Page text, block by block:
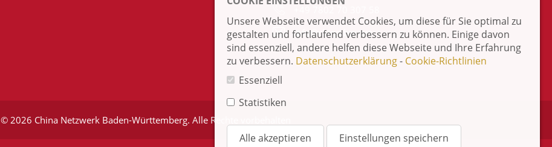
info@china-bw.net
© 2026 China Netzwerk Baden-Württemberg. Alle Rechte vorbehalten
Unsere Webseite verwendet Cookies, um diese für Sie optimal zu
gestalten und fortlaufend verbessern zu können. Einige davon
sind essenziell, andere helfen diese Webseite und Ihre Erfahrung
zu verbessern. Datenschutzerklärung- Cookie-Richtlinien
Essenziell
Statistiken
Alle akzeptieren Einstellungen speichern